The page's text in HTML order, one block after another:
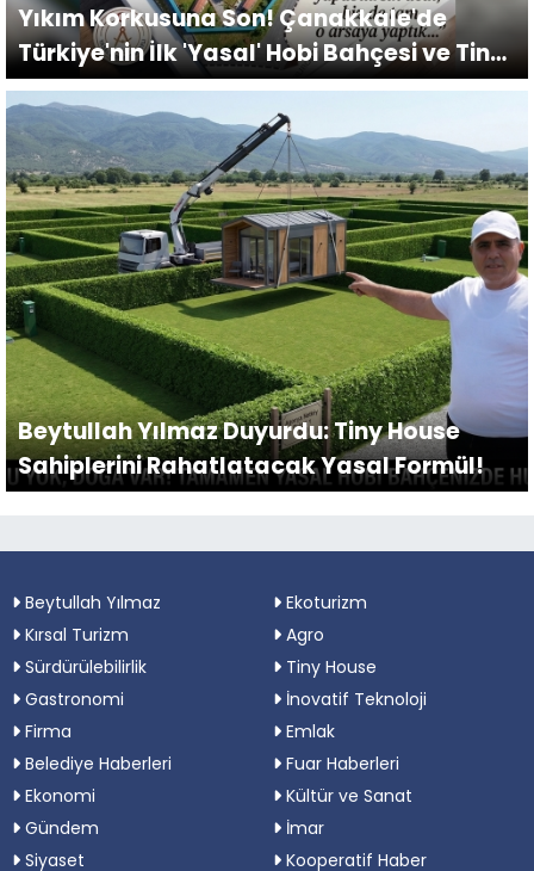
Yıkım Korkusuna Son! Çanakkale'de
Türkiye'nin İlk 'Yasal' Hobi Bahçesi ve Tiny
House Köyü Kuruluyor
Beytullah Yılmaz Duyurdu: Tiny House
Sahiplerini Rahatlatacak Yasal Formül!
Beytullah Yılmaz
Ekoturizm
Kırsal Turizm
Agro
Sürdürülebilirlik
Tiny House
Gastronomi
İnovatif Teknoloji
Firma
Emlak
Belediye Haberleri
Fuar Haberleri
Ekonomi
Kültür ve Sanat
Gündem
İmar
Siyaset
Kooperatif Haber